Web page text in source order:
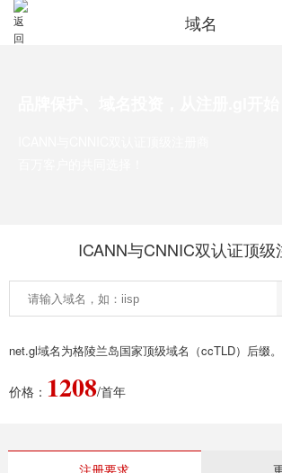
域名
ICANN与CNNIC双认证顶级
net.gl域名为格陵兰岛国家顶级域名（ccTLD）后缀。
价格： 1208/首年
注册要求